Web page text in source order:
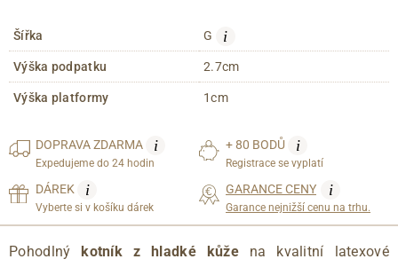
Šířka G i
Výška podpatku 2.7cm
Výška platformy 1cm
DOPRAVAZDARMA i
Expedujeme do 24 hodin
+ 80 BODŮ i
Registrace se vyplatí
DÁREK i
Vyberte si v košíku dárek
GARANCE CENY i
Garance nejnižší cenu na trhu.
Pohodlnýkotník z hladké kůžena kvalitní latexové